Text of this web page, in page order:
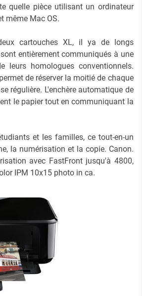
quelle pièce utilisant un ordinateur
même Mac OS.
cartouches XL, il ya de longs
entièrement communiqués à une
leurs homologues conventionnels.
de réserver la moitié de chaque
régulière. L'enchère automatique de
le papier tout en communiquant la
et les familles, ce tout-en-un
la numérisation et la copie. Canon.
avec FastFront jusqu'à 4800,
IPM 10x15 photo in ca.